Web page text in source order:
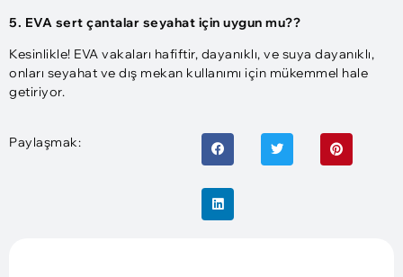
5. EVA sert çantalar seyahat için uygun mu??
Kesinlikle! EVA vakaları hafiftir, dayanıklı, ve suya dayanıklı,
onları seyahat ve dış mekan kullanımı için mükemmel hale
getiriyor.
Paylaşmak: